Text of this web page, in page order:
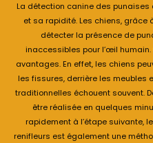
La détection canine des
et sa rapidité. Les chiens, grâce
détecter la présence de
inaccessibles pour l’œil
avantages. En effet, les chiens
les fissures, derrière les meubles
traditionnelles échouent souvent.
être réalisée en quelques
rapidement à l’étape suivante,
renifleurs est également une